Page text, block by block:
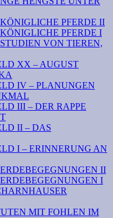
PFERDE II
PFERDE I
VON TIEREN,
XX – AUGUST
IV – PLANUNGEN
III – DER RAPPE
II – DAS
I – ERINNERUNG AN
II
I
MIT FOHLEN IM